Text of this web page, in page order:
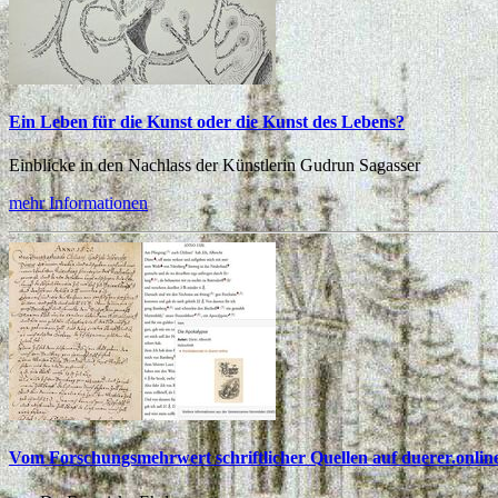
Ein Leben für die Kunst oder die Kunst des Lebens?
Einblicke in den Nachlass der Künstlerin Gudrun Sagasser
mehr Informationen
Vom Forschungsmehrwert schriftlicher Quellen auf